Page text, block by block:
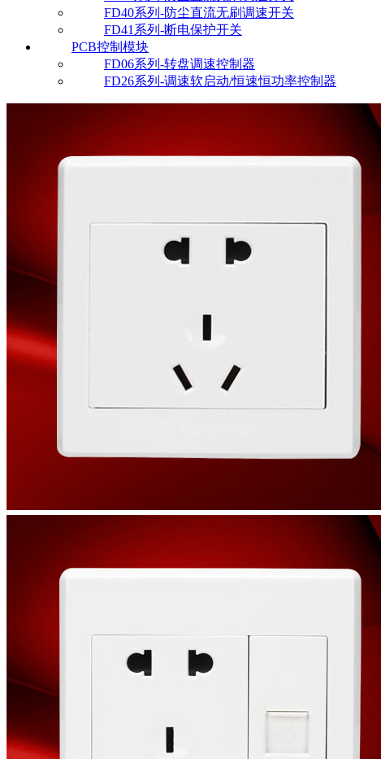
FD40系列-防尘直流无刷调速开关
FD41系列-断电保护开关
PCB控制模块
FD06系列-转盘调速控制器
FD26系列-调速软启动/恒速恒功率控制器